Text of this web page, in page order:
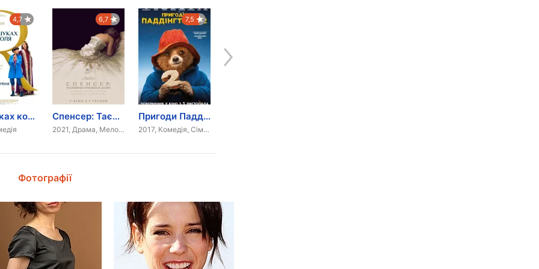
4,7
У пошуках короля
6,7
Спенсер: Таємниця принцеси Діани
2021, Драма, Мелодрама, Біографія
7,5
Пригоди Паддінгтона 2
2017, Комедія, Сімейний
Фотографії